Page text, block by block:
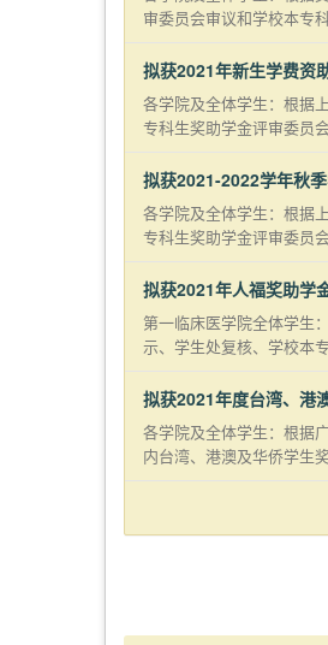
审委员会审议和学校本专
拟获2021年新生学费资
各学院及全体学生：根据
专科生奖助学金评审委员
拟获2021-2022学年秋
各学院及全体学生：根据
专科生奖助学金评审委员
拟获2021年人福奖助学
第一临床医学院全体学生
示、学生处复核、学校本
拟获2021年度台湾、港
各学院及全体学生：根据
内台湾、港澳及华侨学生